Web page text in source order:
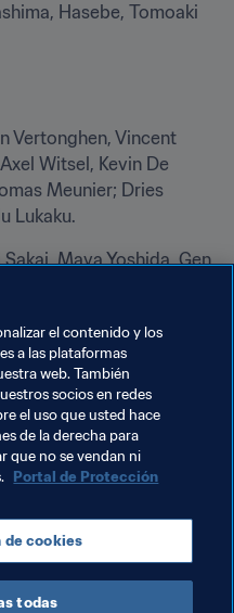
Hasebe, Tomoaki
Vertonghen, Vincent
Witsel, Kevin De
Meunier; Dries
Lukaku.
Maya Yoshida, Gen
Takashi Inui; Yuya
te permite acceder a
de la Copa Mundial.
colecciona
premios de la Copa
Movement.
el contenido y los
a las plataformas
web. También
socios en redes
el uso que usted hace
de la derecha para
que no se vendan ni
Portal de Protección
de cookies
todas